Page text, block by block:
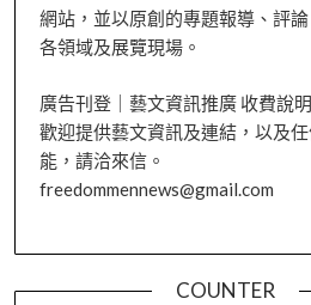
網站，並以原創的專題報導、評
各領域及展覽現場。
廣告刊登｜藝文資訊推廣 收費說明
歡迎提供藝文資訊及連結，以及
能，請洽來信。
freedommennews@gmail.com
COUNTER